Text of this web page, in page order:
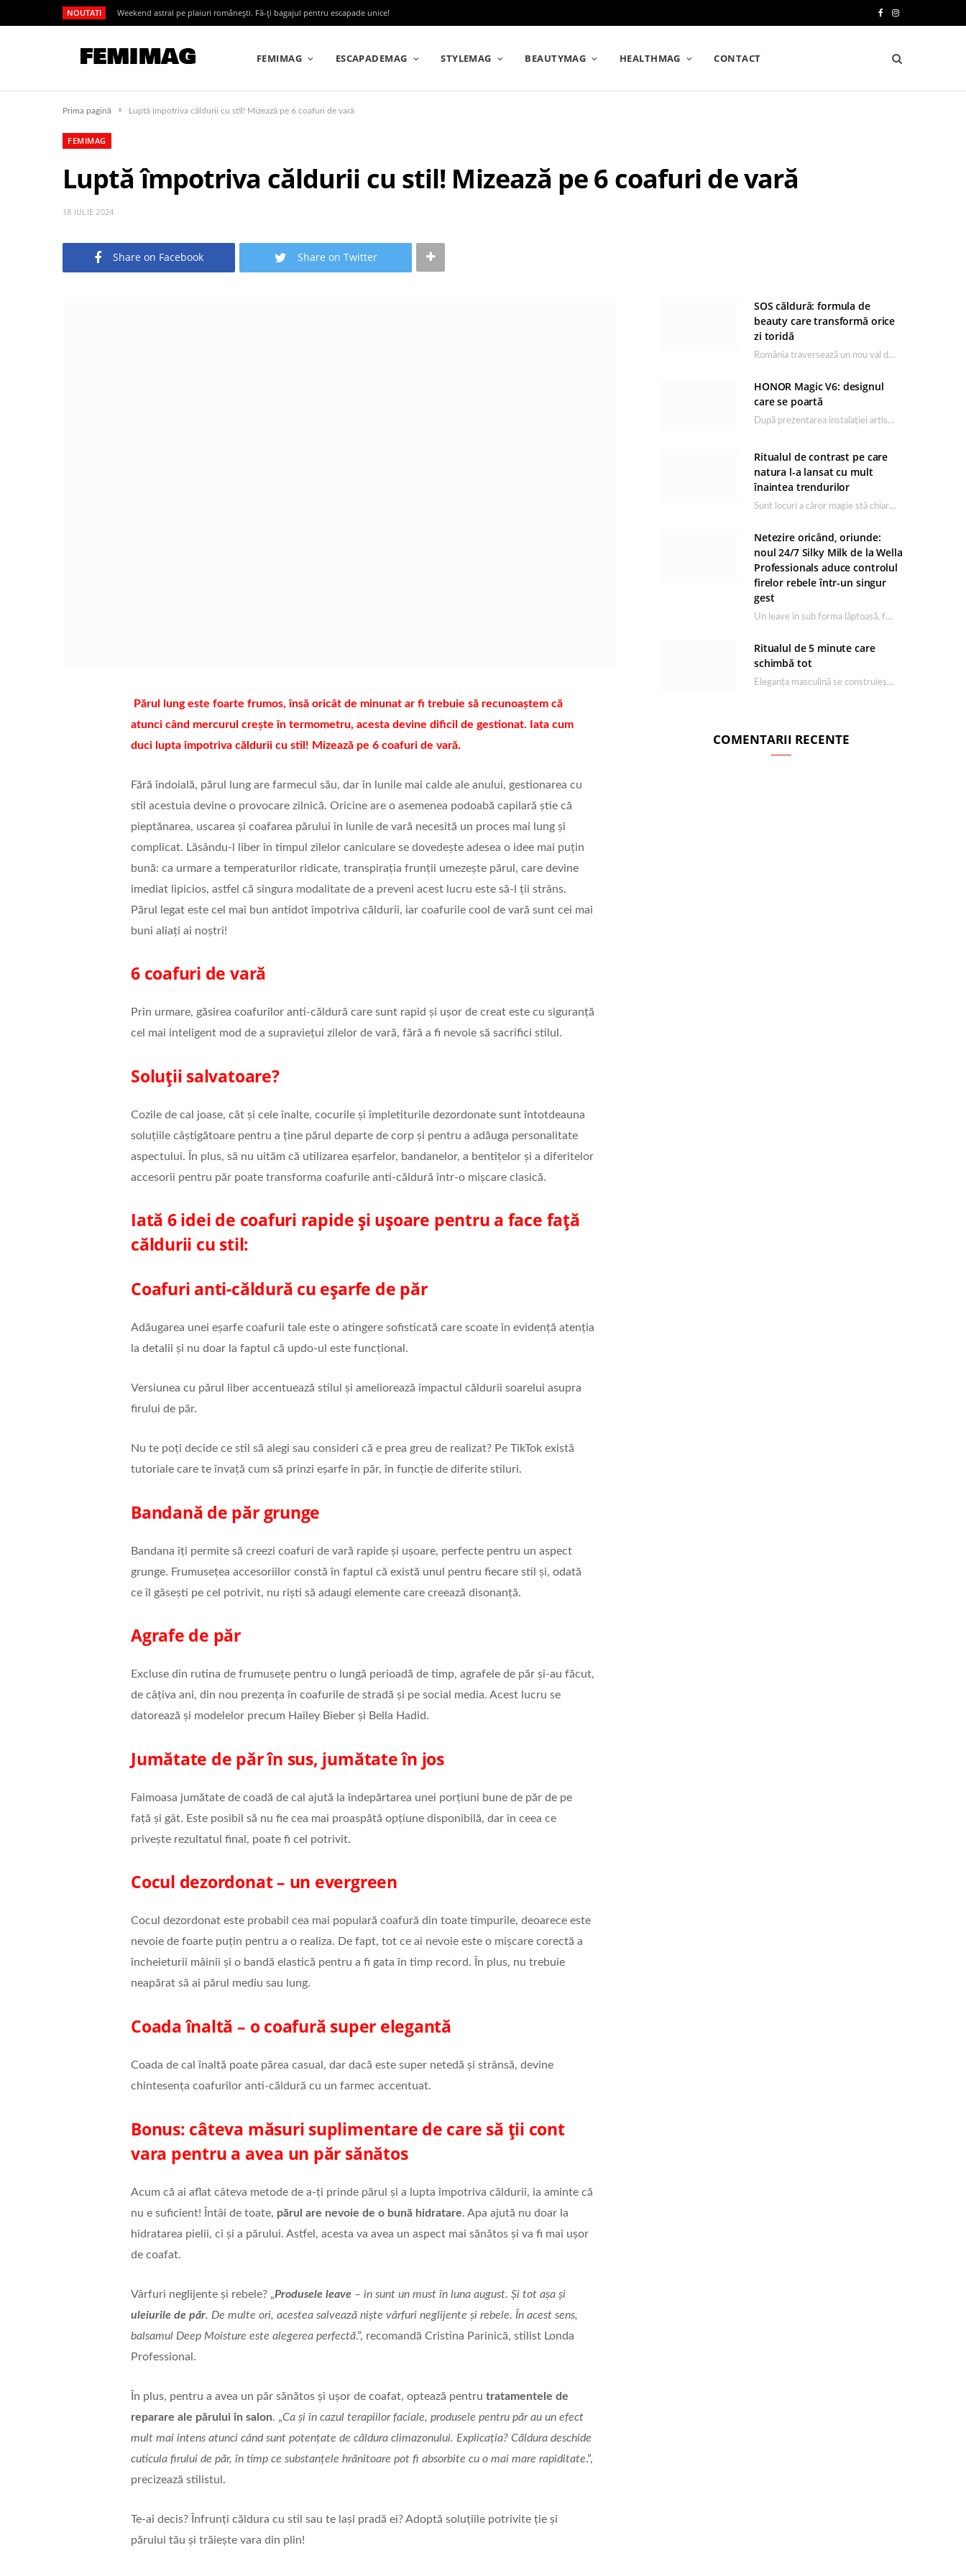
NOUTATI Weekend astral pe plaiuri românești. Fă-ți bagajul pentru escapade unice!
e
I
s
t
FEMIMAG ESCAPADEMAG STYLEMAG BEAUTYMAG HEALTHMAG CONTACT
Prima pagină » Luptă împotriva căldurii cu stil! Mizează pe 6 coafuri de vară
FEMIMAG
Luptă împotriva căldurii cu stil! Mizează pe 6 coafuri de vară
18 IULIE 2024
Share on Facebook Share on Twitter
Părul lung este foarte frumos, însă oricât de minunat ar fi trebuie să recunoaștem că
atunci când mercurul crește în termometru, acesta devine dificil de gestionat. Iata cum
duci lupta împotriva căldurii cu stil! Mizează pe 6 coafuri de vară.
Fără îndoială, părul lung are farmecul său, dar în lunile mai calde ale anului, gestionarea cu
stil acestuia devine o provocare zilnică. Oricine are o asemenea podoabă capilară știe că
pieptănarea, uscarea și coafarea părului în lunile de vară necesită un proces mai lung și
complicat. Lăsându-l liber în timpul zilelor caniculare se dovedește adesea o idee mai puțin
bună: ca urmare a temperaturilor ridicate, transpirația frunții umezește părul, care devine
imediat lipicios, astfel că singura modalitate de a preveni acest lucru este să-l ții strâns.
Părul legat este cel mai bun antidot împotriva căldurii, iar coafurile cool de vară sunt cei mai
buni aliați ai noștri!
6 coafuri de vară
Prin urmare, găsirea coafurilor anti-căldură care sunt rapid și ușor de creat este cu siguranță
cel mai inteligent mod de a supraviețui zilelor de vară, fără a fi nevoie să sacrifici stilul.
Soluții salvatoare?
Cozile de cal joase, cât și cele înalte, cocurile și împletiturile dezordonate sunt întotdeauna
soluțiile câștigătoare pentru a ține părul departe de corp și pentru a adăuga personalitate
aspectului. În plus, să nu uităm că utilizarea eșarfelor, bandanelor, a bentițelor și a diferitelor
accesorii pentru păr poate transforma coafurile anti-căldură într-o mișcare clasică.
Iată 6 idei de coafuri rapide și ușoare pentru a face față
căldurii cu stil:
Coafuri anti-căldură cu eșarfe de păr
Adăugarea unei eșarfe coafurii tale este o atingere sofisticată care scoate în evidență atenția
la detalii și nu doar la faptul că updo-ul este funcțional.
Versiunea cu părul liber accentuează stilul și ameliorează impactul căldurii soarelui asupra
firului de păr.
Nu te poți decide ce stil să alegi sau consideri că e prea greu de realizat? Pe TikTok există
tutoriale care te învață cum să prinzi eșarfe în păr, în funcție de diferite stiluri.
Bandană de păr grunge
Bandana îți permite să creezi coafuri de vară rapide și ușoare, perfecte pentru un aspect
grunge. Frumusețea accesoriilor constă în faptul că există unul pentru fiecare stil și, odată
ce îl găsești pe cel potrivit, nu riști să adaugi elemente care creează disonanță.
Agrafe de păr
Excluse din rutina de frumusețe pentru o lungă perioadă de timp, agrafele de păr și-au făcut,
de câțiva ani, din nou prezența în coafurile de stradă și pe social media. Acest lucru se
datorează și modelelor precum Hailey Bieber și Bella Hadid.
Jumătate de păr în sus, jumătate în jos
Faimoasa jumătate de coadă de cal ajută la îndepărtarea unei porțiuni bune de păr de pe
față și gât. Este posibil să nu fie cea mai proaspătă opțiune disponibilă, dar în ceea ce
privește rezultatul final, poate fi cel potrivit.
Cocul dezordonat – un evergreen
Cocul dezordonat este probabil cea mai populară coafură din toate timpurile, deoarece este
nevoie de foarte puțin pentru a o realiza. De fapt, tot ce ai nevoie este o mișcare corectă a
încheieturii mâinii și o bandă elastică pentru a fi gata în timp record. În plus, nu trebuie
neapărat să ai părul mediu sau lung.
Coada înaltă – o coafură super elegantă
Coada de cal înaltă poate părea casual, dar dacă este super netedă și strânsă, devine
chintesența coafurilor anti-căldură cu un farmec accentuat.
Bonus: câteva măsuri suplimentare de care să ții cont
vara pentru a avea un păr sănătos
Acum că ai aflat câteva metode de a-ți prinde părul și a lupta împotriva căldurii, ia aminte că
nu e suficient! Întâi de toate, părul are nevoie de o bună hidratare. Apa ajută nu doar la
hidratarea pielii, ci și a părului. Astfel, acesta va avea un aspect mai sănătos și va fi mai ușor
de coafat.
Vârfuri neglijente și rebele? „Produsele leave– in sunt un must în luna august. Și tot așa și
uleiurile de păr. De multe ori, acestea salvează niște vârfuri neglijente și rebele. În acest sens,
balsamul Deep Moisture este alegerea perfectă.”, recomandă Cristina Parinică, stilist Londa
Professional.
În plus, pentru a avea un păr sănătos și ușor de coafat, optează pentru tratamentele de
reparare ale părului în salon. „Ca și în cazul terapiilor faciale, produsele pentru păr au un efect
mult mai intens atunci când sunt potențate de căldura climazonului. Explicația? Căldura deschide
cuticula firului de păr, în timp ce substanțele hrănitoare pot fi absorbite cu o mai mare rapiditate.”,
precizează stilistul.
Te-ai decis? Înfrunți căldura cu stil sau te lași pradă ei? Adoptă soluțiile potrivite ție și
părului tău și trăiește vara din plin!
SOS căldură: formula de
beauty care transformă orice
zi toridă
România traversează un nou val de căldură, iar rutina de îngrijire capătă un rol esențial…
HONOR Magic V6: designul
care se poartă
După prezentarea instalației artistice semnată de Catrinel Săbăciag în cadrul evenimentului de lansare HONOR Magic…
Ritualul de contrast pe care
natura l-a lansat cu mult
înaintea trendurilor
Sunt locuri a căror magie stă chiar în firea lor naturală, iar Lacul Ursu din…
Netezire oricând, oriunde:
noul 24/7 Silky Milk de la Wella
Professionals aduce controlul
firelor rebele într-un singur
gest
Un leave in sub forma lăptoasă, fără clătire care completează rutina Ultimate Smooth și transformă…
Ritualul de 5 minute care
schimbă tot
Eleganța masculină se construiește dimineața, în câteva minute și cu produsele potrivite. O rutină de…
COMENTARII RECENTE